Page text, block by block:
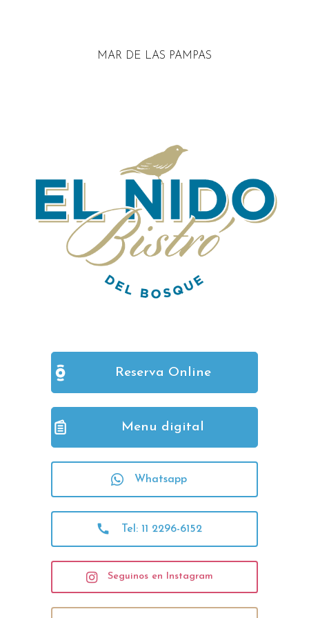
MAR DE LAS PAMPAS
Reserva Online
Menu digital
Whatsapp
Tel: 11 2296-6152
Seguinos en Instagram